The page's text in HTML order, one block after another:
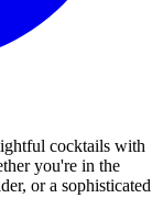
cocktails with
you're in the
or a sophisticated